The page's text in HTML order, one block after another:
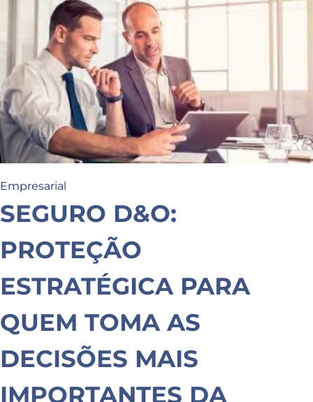
Empresarial
SEGURO D&O:
PROTEÇÃO
ESTRATÉGICA PARA
QUEM TOMA AS
DECISÕES MAIS
IMPORTANTES DA